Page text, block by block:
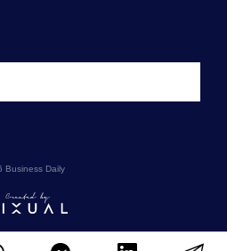
Business Daily